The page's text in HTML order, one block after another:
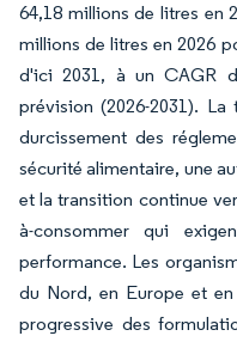
64,18 millions de litres en
millions de litres en 2026
d'ici 2031, à un CAGR
prévision (2026-2031).
durcissement des
sécurité alimentaire, une
et la transition continue
à-consommer qui
performance. Les
du Nord, en Europe et
progressive des